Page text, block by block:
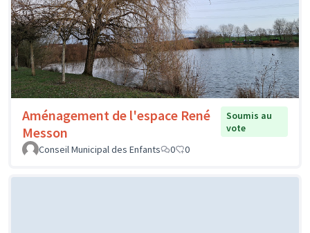
Aménagement de l'espace René
Messon
Soumis au
vote
Conseil Municipal des Enfants
0 0